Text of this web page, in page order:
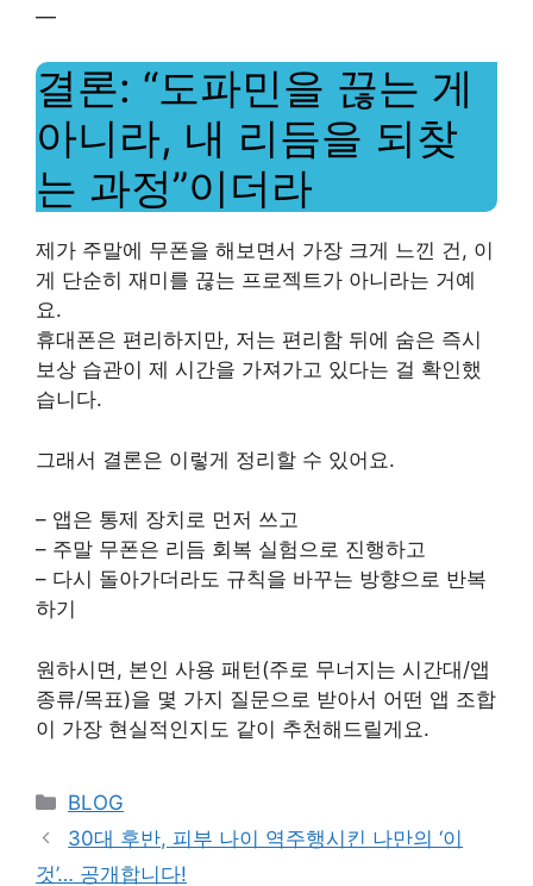
—
결론: “도파민을 끊는 게
아니라, 내 리듬을 되찾
는 과정”이더라
제가 주말에 무폰을 해보면서 가장 크게 느낀 건, 이
게 단순히 재미를 끊는 프로젝트가 아니라는 거예
요.
휴대폰은 편리하지만, 저는 편리함 뒤에 숨은 즉시
보상 습관이 제 시간을 가져가고 있다는 걸 확인했
습니다.
그래서 결론은 이렇게 정리할 수 있어요.
– 앱은 통제 장치로 먼저 쓰고
– 주말 무폰은 리듬 회복 실험으로 진행하고
– 다시 돌아가더라도 규칙을 바꾸는 방향으로 반복
하기
원하시면, 본인 사용 패턴(주로 무너지는 시간대/앱
종류/목표)을 몇 가지 질문으로 받아서 어떤 앱 조합
이 가장 현실적인지도 같이 추천해드릴게요.
Categories
BLOG
30대 후반, 피부 나이 역주행시킨 나만의 ‘이
것’… 공개합니다!